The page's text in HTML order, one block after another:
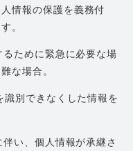
情報の保護を義務付
。
ために緊急に必要な場
な場合。
別できなくした情報を
い、個人情報が承継さ